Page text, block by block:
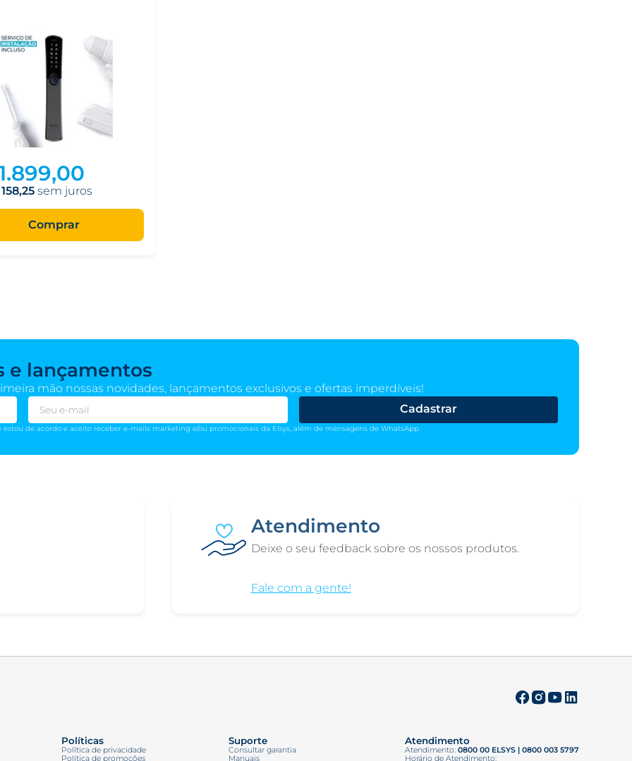
.899,00
158,25
Comprar
e lançamentos
mão nossas novidades, lançamentos exclusivos e ofertas imperdíveis!
Cadastrar
estou de acordo e aceito receber e-mails marketing e/ou promocionais da Elsys, além de mensagens de WhatsApp.
Atendimento
Deixe o seu feedback sobre os nossos produtos.
Fale com a gente!
Políticas
Política de privacidade
Política de promoções
Suporte
Consultar garantia
Manuais
Atendimento
Atendimento: 0800 00 ELSYS | 0800 003 5797
Horário de Atendimento: